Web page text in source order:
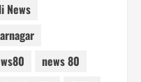
News
news 80